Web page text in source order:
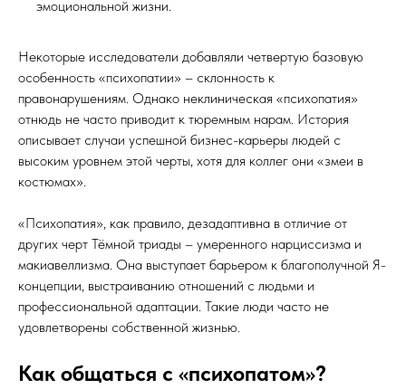
эмоциональной жизни.
Некоторые исследователи добавляли четвертую базовую
особенность «психопатии» – склонность к
правонарушениям. Однако неклиническая «психопатия»
отнюдь не часто приводит к тюремным нарам. История
описывает случаи успешной бизнес-карьеры людей с
высоким уровнем этой черты, хотя для коллег они «змеи в
костюмах».
«Психопатия», как правило, дезадаптивна в отличие от
других черт Тёмной триады – умеренного нарциссизма и
макиавеллизма. Она выступает барьером к благополучной Я-
концепции, выстраиванию отношений с людьми и
профессиональной адаптации. Такие люди часто не
удовлетворены собственной жизнью.
Как общаться с «психопатом»?